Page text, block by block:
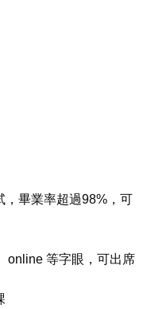
畢業率超過98%，可
online 等字眼，可出席